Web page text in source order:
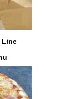
Line